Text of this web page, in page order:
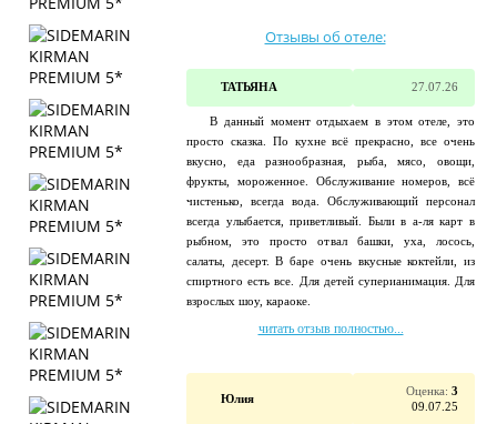
Отзывы об отеле:
ТАТЬЯНА 27.07.26
В данный момент отдыхаем в этом отеле, это
просто сказка. По кухне всё прекрасно, все очень
вкусно, еда разнообразная, рыба, мясо, овощи,
фрукты, мороженное. Обслуживание номеров, всё
чистенько, всегда вода. Обслуживающий персонал
всегда улыбается, приветливый. Были в а-ля карт в
рыбном, это просто отвал башки, уха, лосось,
салаты, десерт. В баре очень вкусные коктейли, из
спиртного есть все. Для детей суперианимация. Для
взрослых шоу, караоке.
читать отзыв полностью...
Юлия
Оценка: 3
09.07.25